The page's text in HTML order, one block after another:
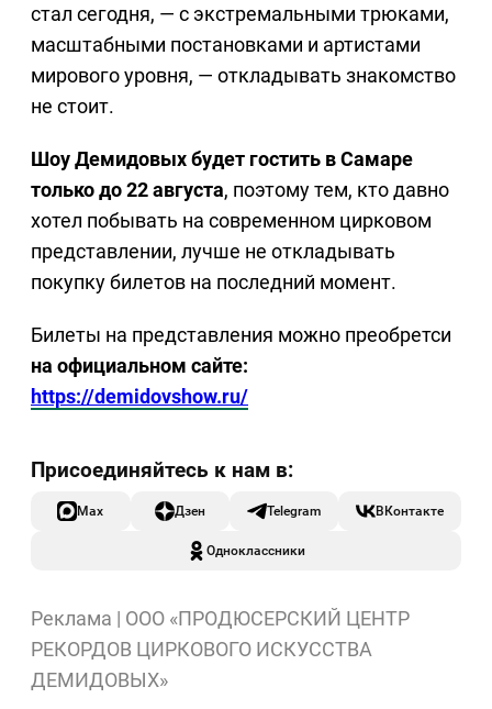
стал сегодня, — с экстремальными трюками,
масштабными постановками и артистами
мирового уровня, — откладывать знакомство
не стоит.
Шоу Демидовых будет гостить в Самаре
только до 22 августа, поэтому тем, кто давно
хотел побывать на современном цирковом
представлении, лучше не откладывать
покупку билетов на последний момент.
Билеты на представления можно преобретси
на официальном сайте:
https://demidovshow.ru/
Max Дзен Telegram ВКонтакте
Одноклассники
Реклама | ООО «ПРОДЮСЕРСКИЙ ЦЕНТР
РЕКОРДОВ ЦИРКОВОГО ИСКУССТВА
ДЕМИДОВЫХ»